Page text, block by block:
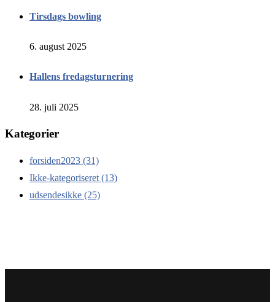
Tirsdags bowling
6. august 2025
Hallens fredagsturnering
28. juli 2025
Kategorier
forsiden2023 (31)
Ikke-kategoriseret (13)
udsendesikke (25)